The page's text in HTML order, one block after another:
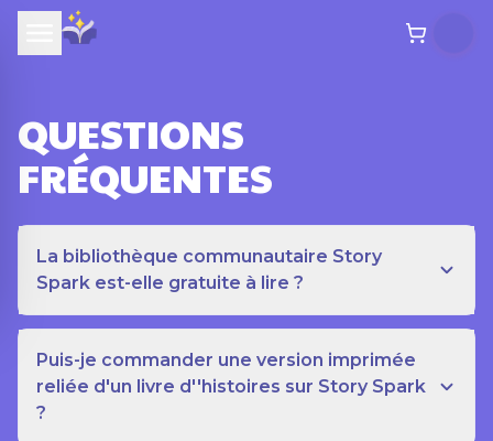
QUESTIONS
FRÉQUENTES
La bibliothèque communautaire Story
Spark est-elle gratuite à lire ?
Puis-je commander une version imprimée
reliée d'un livre d''histoires sur Story Spark
?